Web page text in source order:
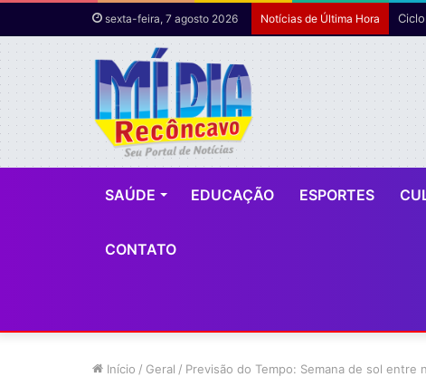
sexta-feira, 7 agosto 2026 Notícias de Última Hora
SAÚDE EDUCAÇÃO ESPORTES
CONTATO
Início / Geral / Previsão do Tempo: Semana de sol entre